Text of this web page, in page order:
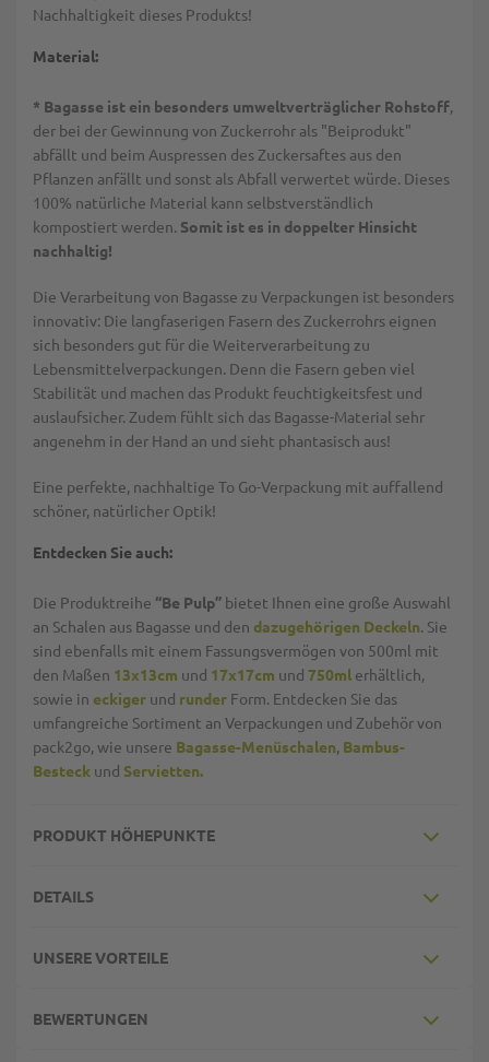
Nachhaltigkeit dieses Produkts!
Material:
* Bagasse ist ein besonders umweltverträglicher Rohstoff,
der bei der Gewinnung von Zuckerrohr als "Beiprodukt"
abfällt und beim Auspressen des Zuckersaftes aus den
Pflanzen anfällt und sonst als Abfall verwertet würde. Dieses
100% natürliche Material kann selbstverständlich
kompostiert werden. Somit ist es in doppelter Hinsicht
nachhaltig!
Die Verarbeitung von Bagasse zu Verpackungen ist besonders
innovativ: Die langfaserigen Fasern des Zuckerrohrs eignen
sich besonders gut für die Weiterverarbeitung zu
Lebensmittelverpackungen. Denn die Fasern geben viel
Stabilität und machen das Produkt feuchtigkeitsfest und
auslaufsicher. Zudem fühlt sich das Bagasse-Material sehr
angenehm in der Hand an und sieht phantasisch aus!
Eine perfekte, nachhaltige To Go-Verpackung mit auffallend
schöner, natürlicher Optik!
Entdecken Sie auch:
Die Produktreihe “Be Pulp” bietet Ihnen eine große Auswahl
an Schalen aus Bagasse und den dazugehörigen Deckeln. Sie
sind ebenfalls mit einem Fassungsvermögen von 500ml mit
den Maßen 13x13cm und 17x17cm und 750ml erhältlich,
sowie in eckiger und runder Form. Entdecken Sie das
umfangreiche Sortiment an Verpackungen und Zubehör von
pack2go, wie unsere Bagasse-Menüschalen, Bambus-
Besteck und Servietten.
PRODUKT HÖHEPUNKTE
DETAILS
UNSERE VORTEILE
BEWERTUNGEN